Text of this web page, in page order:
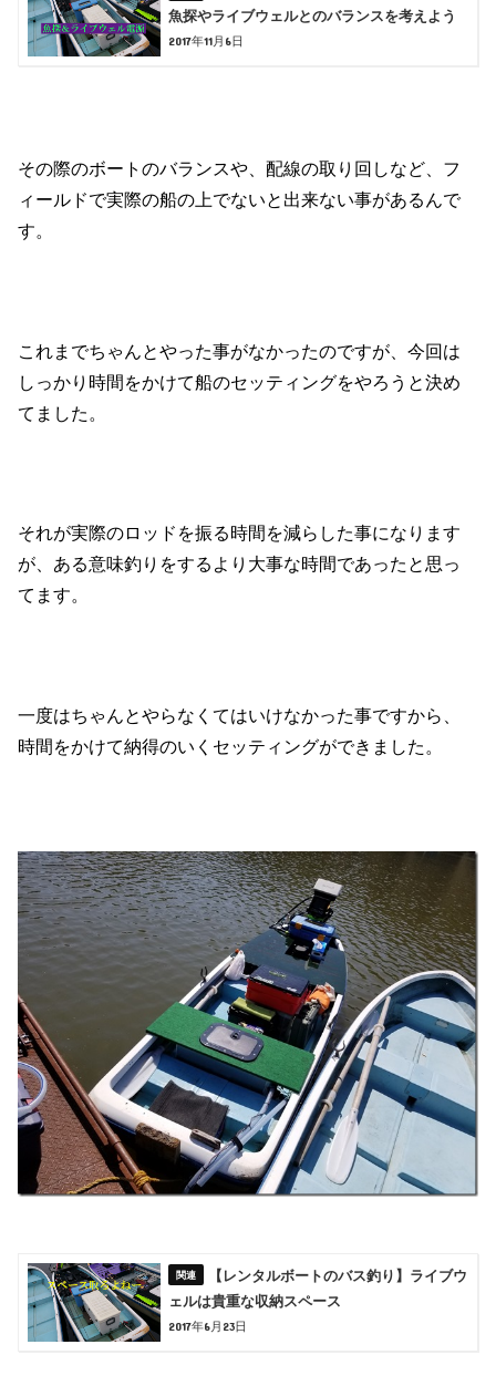
魚探やライブウェルとのバランスを考えよう
2017年11月6日
その際のボートのバランスや、配線の取り回しなど、フ
ィールドで実際の船の上でないと出来ない事があるんで
す。
これまでちゃんとやった事がなかったのですが、今回は
しっかり時間をかけて船のセッティングをやろうと決め
てました。
それが実際のロッドを振る時間を減らした事になります
が、ある意味釣りをするより大事な時間であったと思っ
てます。
一度はちゃんとやらなくてはいけなかった事ですから、
時間をかけて納得のいくセッティングができました。
【レンタルボートのバス釣り】ライブウ
ェルは貴重な収納スペース
2017年6月23日